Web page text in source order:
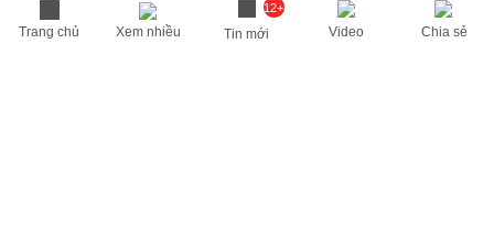
Trang chủ Xem nhiều
12+
Tin mới Video Chia sẻ